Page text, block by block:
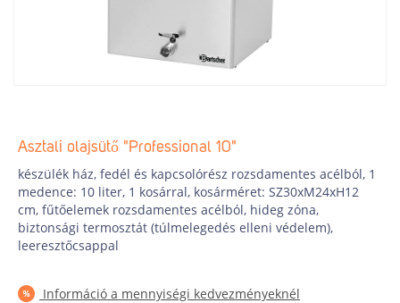
Asztali olajsütő "Professional 10"
készülék ház, fedél és kapcsolórész rozsdamentes acélból, 1
medence: 10 liter, 1 kosárral, kosárméret: SZ30xM24xH12
cm, fűtőelemek rozsdamentes acélból, hideg zóna,
biztonsági termosztát (túlmelegedés elleni védelem),
leeresztőcsappal
Információ a mennyiségi kedvezményeknél